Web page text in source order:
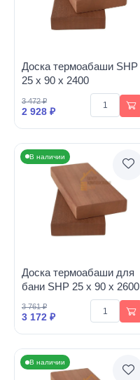
Доска термоабаши SHP
25 х 90 х 2400
3 472 ₽
2 928 ₽
В наличии
Доска термоабаши для
бани SHP 25 х 90 х 2600
3 761 ₽
3 172 ₽
В наличии